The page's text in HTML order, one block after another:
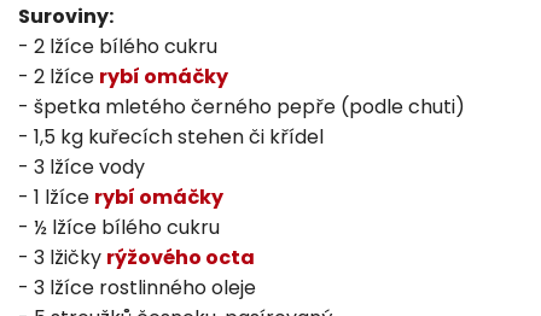
Suroviny:
- 2 lžíce bílého cukru
- 2 lžíce rybí omáčky
- špetka mletého černého pepře (podle chuti)
- 1,5 kg kuřecích stehen či křídel
- 3 lžíce vody
- 1 lžíce rybí omáčky
- ½ lžíce bílého cukru
- 3 lžičky rýžového octa
- 3 lžíce rostlinného oleje